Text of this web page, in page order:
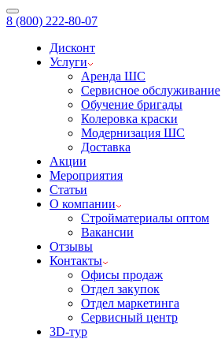
8 (800) 222-80-07
Дисконт
Услуги
Аренда ШС
Сервисное обслуживание
Обучение бригады
Колеровка краски
Модернизация ШС
Доставка
Акции
Мероприятия
Статьи
О компании
Стройматериалы оптом
Вакансии
Отзывы
Контакты
Офисы продаж
Отдел закупок
Отдел маркетинга
Сервисный центр
3D-тур